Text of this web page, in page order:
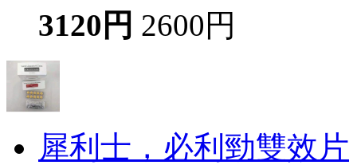
3120円 2600円
犀利士，必利勁雙效片